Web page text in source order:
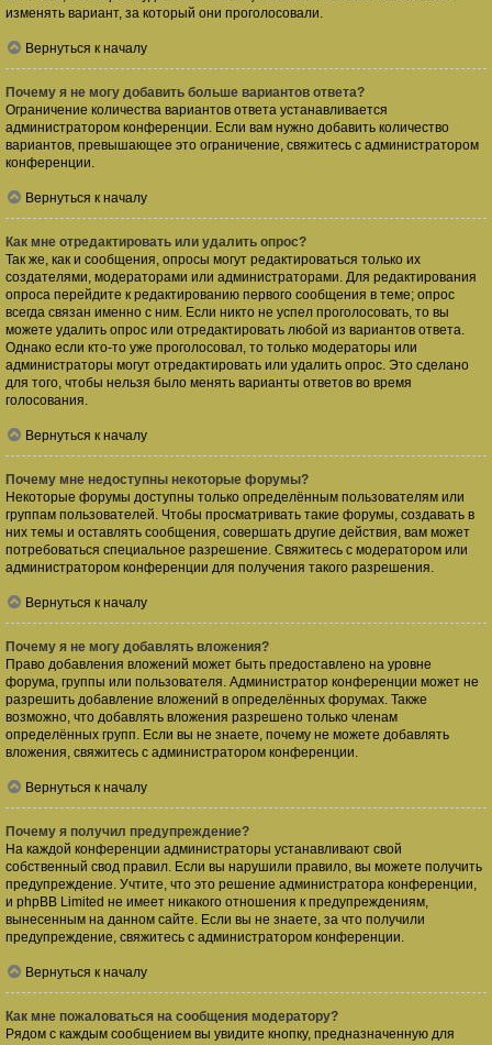
изменять вариант, за который они проголосовали.
Вернуться к началу
Почему я не могу добавить больше вариантов ответа?
Ограничение количества вариантов ответа устанавливается
администратором конференции. Если вам нужно добавить количество
вариантов, превышающее это ограничение, свяжитесь с администратором
конференции.
Вернуться к началу
Как мне отредактировать или удалить опрос?
Так же, как и сообщения, опросы могут редактироваться только их
создателями, модераторами или администраторами. Для редактирования
опроса перейдите к редактированию первого сообщения в теме; опрос
всегда связан именно с ним. Если никто не успел проголосовать, то вы
можете удалить опрос или отредактировать любой из вариантов ответа.
Однако если кто-то уже проголосовал, то только модераторы или
администраторы могут отредактировать или удалить опрос. Это сделано
для того, чтобы нельзя было менять варианты ответов во время
голосования.
Вернуться к началу
Почему мне недоступны некоторые форумы?
Некоторые форумы доступны только определённым пользователям или
группам пользователей. Чтобы просматривать такие форумы, создавать в
них темы и оставлять сообщения, совершать другие действия, вам может
потребоваться специальное разрешение. Свяжитесь с модератором или
администратором конференции для получения такого разрешения.
Вернуться к началу
Почему я не могу добавлять вложения?
Право добавления вложений может быть предоставлено на уровне
форума, группы или пользователя. Администратор конференции может не
разрешить добавление вложений в определённых форумах. Также
возможно, что добавлять вложения разрешено только членам
определённых групп. Если вы не знаете, почему не можете добавлять
вложения, свяжитесь с администратором конференции.
Вернуться к началу
Почему я получил предупреждение?
На каждой конференции администраторы устанавливают свой
собственный свод правил. Если вы нарушили правило, вы можете получить
предупреждение. Учтите, что это решение администратора конференции,
и phpBB Limited не имеет никакого отношения к предупреждениям,
вынесенным на данном сайте. Если вы не знаете, за что получили
предупреждение, свяжитесь с администратором конференции.
Вернуться к началу
Как мне пожаловаться на сообщения модератору?
Рядом с каждым сообщением вы увидите кнопку, предназначенную для